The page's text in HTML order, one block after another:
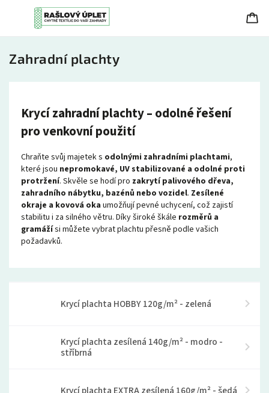
Zahradní plachty
Krycí zahradní plachty – odolné řešení
pro venkovní použití
Chraňte svůj majetek s odolnými zahradními plachtami,
které jsou nepromokavé, UV stabilizované a odolné proti
protržení. Skvěle se hodí pro zakrytí palivového dřeva,
zahradního nábytku, bazénů nebo vozidel. Zesílené
okraje a kovová oka umožňují pevné uchycení, což zajistí
stabilitu i za silného větru. Díky široké škále rozměrů a
gramážísi můžete vybrat plachtu přesně podle vašich
požadavků.
Krycí plachta HOBBY 120g/m² - zelená
Krycí plachta zesílená 140g/m² - modro -
stříbrná